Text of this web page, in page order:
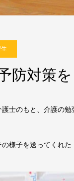
防対策
護士のもと、介護の勉
様子を送ってくれた